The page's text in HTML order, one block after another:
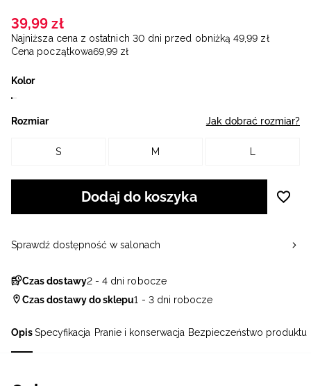
OpisSpecyfikacja Pranie i konserwacja Bezpieczeństwo produktu
39,99 zł
Najniższa cena z ostatnich 30 dni przed obniżką 49,99 zł
Cena początkowa69,99 zł
Kolor
Rozmiar Jak dobrać rozmiar?
S M L
Dodaj do koszyka
Czas dostawy2 - 4 dni robocze
Czas dostawy do sklepu1 - 3 dni robocze
Sprawdź dostępność w salonach